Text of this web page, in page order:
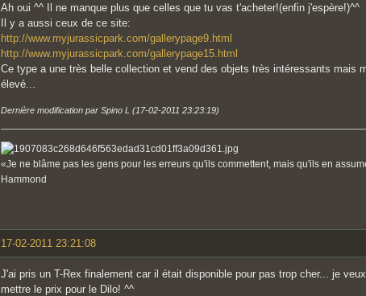
Ah oui ^^ Il ne manque plus que celles que tu vas t'acheter!(enfin j'espère!)^^
Il y a aussi ceux de ce site:
http://www.myjurassicpark.com/gallerypage9.html
http://www.myjurassicpark.com/gallerypage15.html
Ce type a une très belle collection et vend des objets très intéressants mais
élevé...
Dernière modification par Spino L (17-02-2011 23:23:19)
«Je ne blâme pas les gens pour les erreurs qu'ils commettent, mais qu'ils en
Hammond
17-02-2011 23:21:08
J'ai pris un T-Rex finalement car il était disponible pour pas trop cher... je
mettre le prix pour le Dilo! ^^